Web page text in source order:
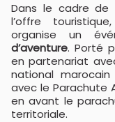
Dans le cadre de sa stratégie de diversification de
l’offre
organise un
d’aventure. Porté
en partenariat
national
avec le Parachute
en avant le
territoriale.